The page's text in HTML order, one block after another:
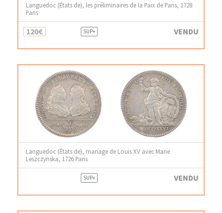
Languedoc (États de), les préliminaires de la Paix de Paris, 1728
Paris
120€ SUP+ VENDU
Languedoc (États de), mariage de Louis XV avec Marie
Leszczynska, 1726 Paris
SUP+ VENDU